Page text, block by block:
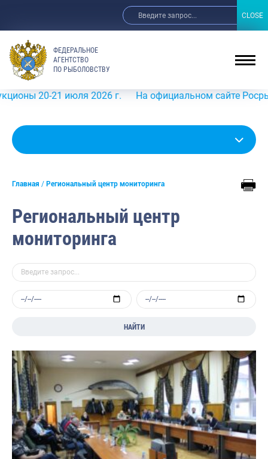
ФЕДЕРАЛЬНОЕ
АГЕНТСТВО
ПО РЫБОЛОВСТВУ
20-21 июля 2026 г. На официальном сайте
Главная Региональный центр мониторинга
Региональный центр
мониторинга
НАЙТИ
CLOSE
CLOSE